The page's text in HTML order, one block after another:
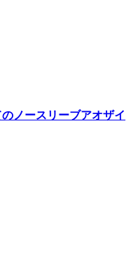
ノースリーブアオザイ